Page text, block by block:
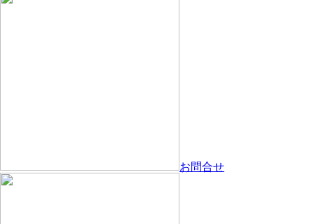
お問合せ